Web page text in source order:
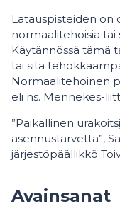
Latauspisteiden on
normaalitehoisia tai
Käytännössä tämä
tai sitä
Normaalitehoinen
eli ns. Mennekes-
”Paikallinen
asennustarvetta”,
järjestöpäällikkö
Avainsanat